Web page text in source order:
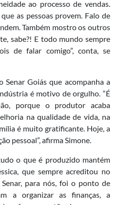
ao processo de vendas.
as pessoas provem. Falo de
Também mostro os outros
sabe?! E todo mundo sempre
de falar comigo”, conta, se
Senar Goiás que acompanha a
é motivo de orgulho. “É
porque o produtor acaba
na qualidade de vida, na
é muito gratificante. Hoje, a
pessoal”, afirma Simone.
o que é produzido mantém
que sempre acreditou no
para nós, foi o ponto de
a organizar as finanças, a